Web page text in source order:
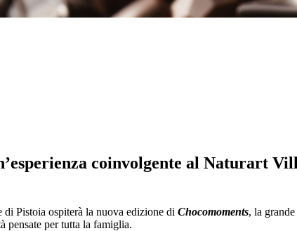
coinvolgente al Naturart
Pistoia ospiterà la nuova edizione di Chocomoments, la
pensate per tutta la famiglia.